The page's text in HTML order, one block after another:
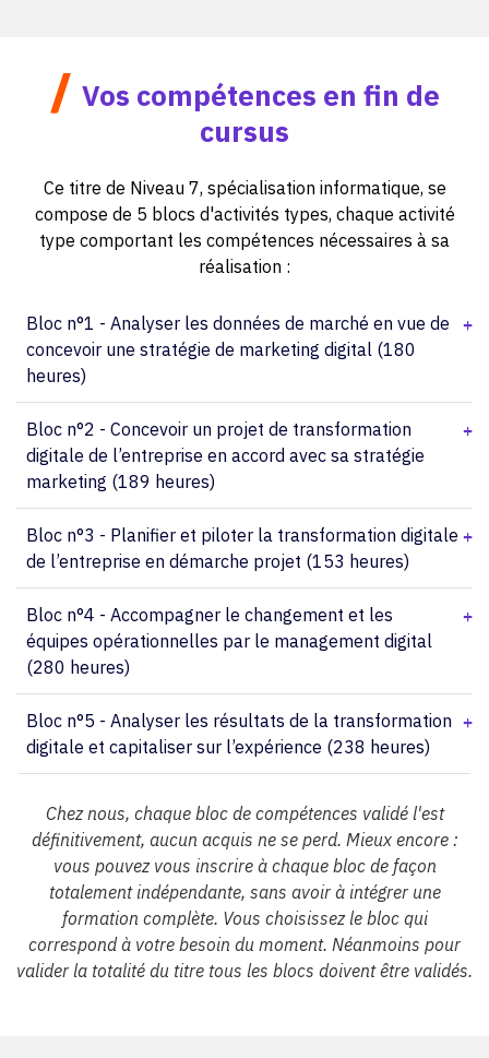
/ Vos compétences en fin de
cursus
Ce titre de Niveau 7, spécialisation informatique, se
compose de 5 blocs d'activités types, chaque activité
type comportant les compétences nécessaires à sa
réalisation :
Bloc n°1 - Analyser les données de marché en vue de
concevoir une stratégie de marketing digital (180
heures)
Bloc n°2 - Concevoir un projet de transformation
digitale de l’entreprise en accord avec sa stratégie
marketing (189 heures)
Bloc n°3 - Planifier et piloter la transformation digitale
de l’entreprise en démarche projet (153 heures)
Bloc n°4 - Accompagner le changement et les
équipes opérationnelles par le management digital
(280 heures)
Bloc n°5 - Analyser les résultats de la transformation
digitale et capitaliser sur l’expérience (238 heures)
Chez nous, chaque bloc de compétences validé l'est
définitivement, aucun acquis ne se perd. Mieux encore :
vous pouvez vous inscrire à chaque bloc de façon
totalement indépendante, sans avoir à intégrer une
formation complète. Vous choisissez le bloc qui
correspond à votre besoin du moment. Néanmoins pour
valider la totalité du titre tous les blocs doivent être validés.